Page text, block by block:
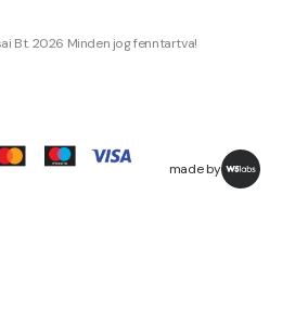
Bt. 2026 Minden jog fenntartva!
made by